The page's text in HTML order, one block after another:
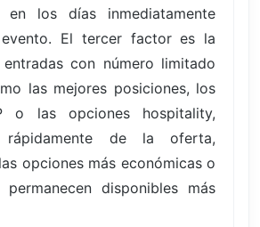
en los días inmediatamente
El tercer factor es la
con número limitado
las mejores posiciones, los
o las opciones hospitality,
rápidamente de la oferta,
opciones más económicas o
permanecen disponibles más